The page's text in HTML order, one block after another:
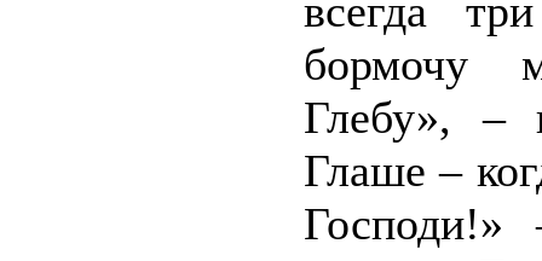
всегда
бормочу
Глебу», –
Глаше –
Господи!»